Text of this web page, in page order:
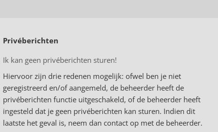
Privéberichten
Ik kan geen privéberichten sturen!
Hiervoor zijn drie redenen mogelijk: ofwel ben je niet
geregistreerd en/of aangemeld, de beheerder heeft de
privéberichten functie uitgeschakeld, of de beheerder heeft
ingesteld dat je geen privéberichten kan sturen. Indien dit
laatste het geval is, neem dan contact op met de beheerder.